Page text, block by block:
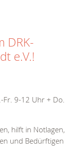
DRK-
e.V.!
Fr. 9-12 Uhr + Do.
hilft in Notlagen,
und Bedürftigen